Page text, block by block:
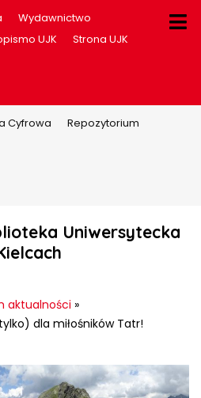
Wydawnictwo
UJK Strona UJK
dla użytkowników
stronie
Cyfrowa
Repozytorium
Uniwersytecka
aktualności »
dla miłośników Tatr!